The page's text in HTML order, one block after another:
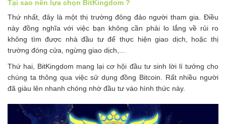
Tại sao nên lựa chọn BitKingdom ?
Thứ nhất, đây là một thị trường đông đảo người tham gia. Điều
này đồng nghĩa với việc bạn không cần phải lo lắng về rủi ro
không tìm được nhà đầu tư để thực hiện giao dịch, hoặc thị
trường đóng cửa, ngừng giao dịch,...
Thứ hai, BitKingdom mang lại cơ hội đầu tư sinh lời lí tưởng cho
chúng ta thông qua việc sử dụng đồng Bitcoin. Rất nhiều người
đã giàu lên nhanh chóng nhờ đầu tư vào hình thức này.